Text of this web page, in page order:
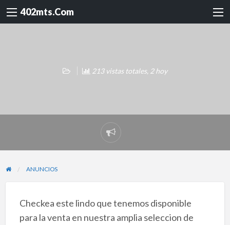
402mts.Com
213 vistas totales, 2 hoy
Reportar
problema
ANUNCIOS
Checkea este lindo que tenemos disponible
para la venta en nuestra amplia seleccion de